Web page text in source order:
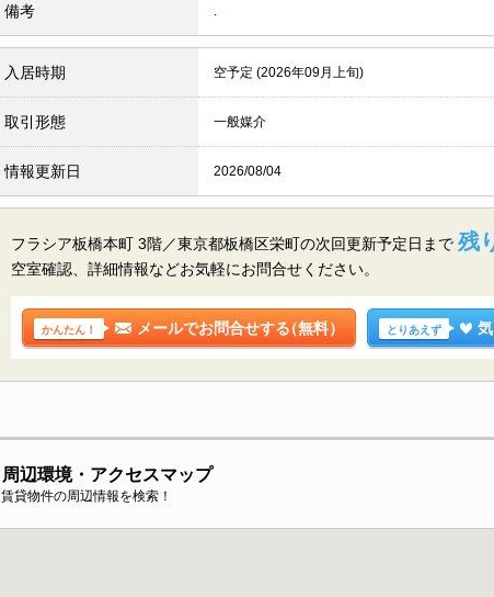
備考
入居時期 空予定 (2026年09月上旬)
取引形態 一般媒介
情報更新日 2026/08/04
フラシア板橋本町 3階／東京都板橋区栄町の次回更新予定日まで 残
空室確認、詳細情報などお気軽にお問合せください。
かんたん！ メールでお問合せする（無料） とりあえず
周辺環境・アクセスマップ
賃貸物件の周辺情報を検索！